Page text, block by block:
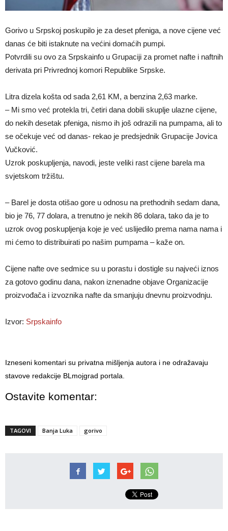
Gorivo u Srpskoj poskupilo je za deset pfeniga, a nove cijene već
danas će biti istaknute na većini domaćih pumpi.
Potvrdili su ovo za Srpskainfo u Grupaciji za promet nafte i naftnih
derivata pri Privrednoj komori Republike Srpske.
Litra dizela košta od sada 2,61 KM, a benzina 2,63 marke.
– Mi smo već protekla tri, četiri dana dobili skuplje ulazne cijene,
do nekih desetak pfeniga, nismo ih još odrazili na pumpama, ali to
se očekuje već od danas- rekao je predsjednik Grupacije Jovica
Vučković.
Uzrok poskupljenja, navodi, jeste veliki rast cijene barela ma
svjetskom tržištu.
– Barel je dosta otišao gore u odnosu na prethodnih sedam dana,
bio je 76, 77 dolara, a trenutno je nekih 86 dolara, tako da je to
uzrok ovog poskupljenja koje je već uslijedilo prema nama nama i
mi ćemo to distribuirati po našim pumpama – kaže on.
Cijene nafte ove sedmice su u porastu i dostigle su najveći iznos
za gotovo godinu dana, nakon iznenadne objave Organizacije
proizvođača i izvoznika nafte da smanjuju dnevnu proizvodnju.
Izvor: Srpskainfo
Izneseni komentari su privatna mišljenja autora i ne odražavaju
stavove redakcije BLmojgrad portala.
Ostavite komentar:
TAGOVI Banja Luka gorivo